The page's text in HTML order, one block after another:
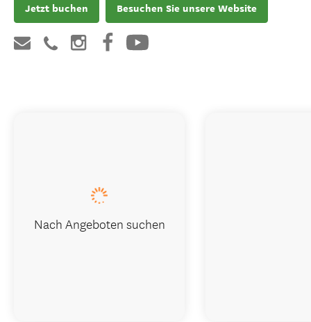
Jetzt buchen Besuchen Sie unsere Website
Nach Angeboten suchen